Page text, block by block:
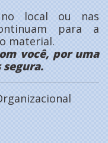
local ou nas
para a
material.
você, por uma
segura.